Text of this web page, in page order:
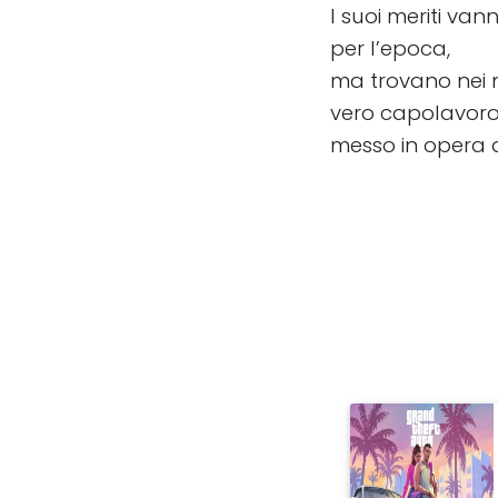
I suoi meriti
per l’epoca,
ma trovano nei
vero
messo in opera